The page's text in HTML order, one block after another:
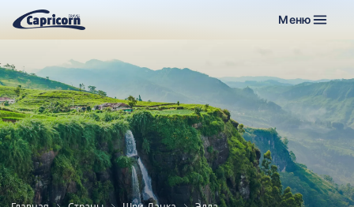
Меню